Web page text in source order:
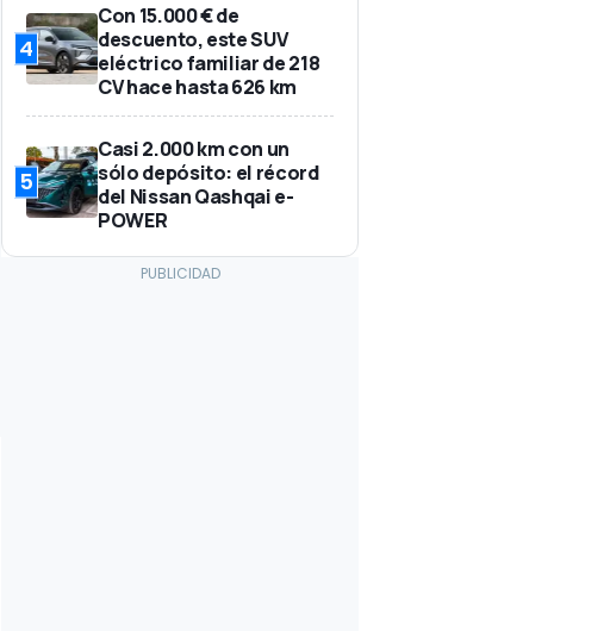
4
Con 15.000 € de
descuento, este SUV
eléctrico familiar de 218
CV hace hasta 626 km
5
Casi 2.000 km con un
sólo depósito: el récord
del Nissan Qashqai e-
POWER